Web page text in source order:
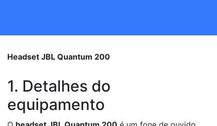
Headset JBL Quantum 200
1. Detalhes do
equipamento